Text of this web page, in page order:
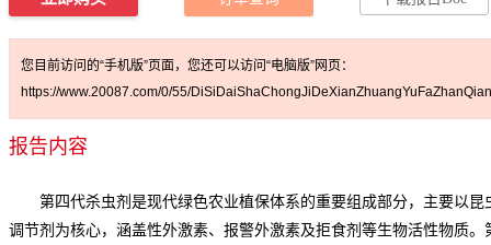
您目前访问的“手机版”页面，您还可以访问“电脑版”网页：
https://www.20087.com/0/55/
报告内容
第四代杀虫剂是现代绿色农业植保体系的重要组成部分，主要以昆
调节剂为核心，涵盖性外激素、报警外激素及拒食剂等生物活性物质。